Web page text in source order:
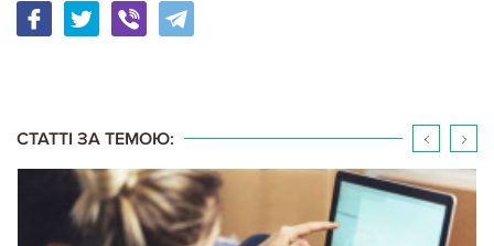
СТАТТІ ЗА ТЕМОЮ:
КУДА СМОТРЕТЬ ПРИ ОСМОТРЕ ПРОДАВАЕМОЙ КВАРТИРЫ
Внимательное отношение к осмотру квартиры позволит вам избежать